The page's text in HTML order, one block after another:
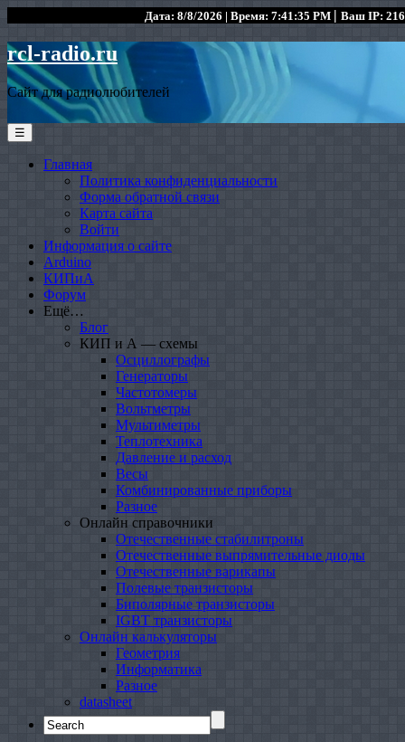
Дата: 8/8/2026 | Время: 7:41:35 PM | Ваш IP:
rcl-radio.ru
Сайт для радиолюбителей
☰
Главная
Политика конфиденциальности
Форма обратной связи
Карта сайта
Войти
Информация о сайте
Arduino
КИПиА
Форум
Ещё…
Блог
КИП и А — схемы
Осциллографы
Генераторы
Частотомеры
Вольтметры
Мультиметры
Теплотехника
Давление и расход
Весы
Комбинированные приборы
Разное
Онлайн справочники
Отечественные стабилитроны
Отечественные выпрямительные диоды
Отечественные варикапы
Полевые транзисторы
Биполярные транзисторы
IGBT транзисторы
Онлайн калькуляторы
Геометрия
Информатика
Разное
datasheet
Search
for: